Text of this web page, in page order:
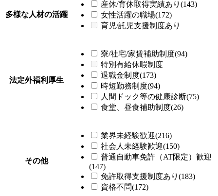
多様な人材の活躍
産休/育休取得実績あり(143)
女性活躍の職場(172)
育児/託児支援制度あり
法定外福利厚生
寮/社宅/家賃補助制度(94)
特別有給休暇制度
退職金制度(173)
時短勤務制度(94)
人間ドック等の健康診断(75)
食堂、昼食補助制度(26)
その他
業界未経験歓迎(216)
社会人未経験歓迎(150)
普通自動車免許（AT限定）歓迎
(147)
免許取得支援制度あり(183)
資格不問(172)